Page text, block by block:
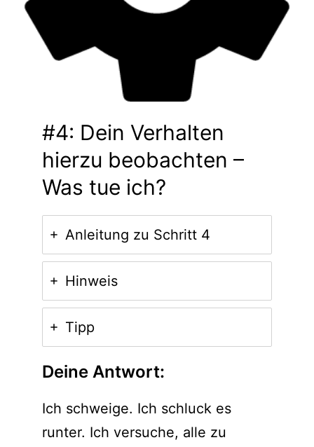
#4: Dein Verhalten
hierzu beobachten –
Was tue ich?
Anleitung zu Schritt 4
Hinweis
Tipp
Deine Antwort:
Ich schweige. Ich schluck es
runter. Ich versuche, alle zu